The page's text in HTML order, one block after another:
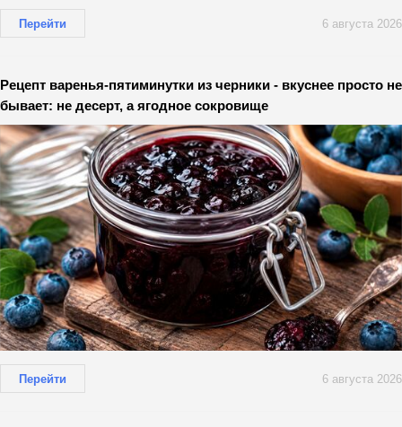
Перейти 6 августа 2026
Рецепт варенья-пятиминутки из черники - вкуснее просто не
бывает: не десерт, а ягодное сокровище
Перейти 6 августа 2026